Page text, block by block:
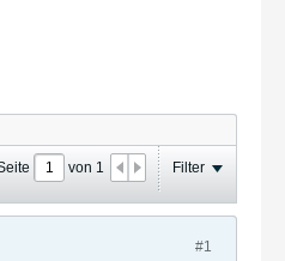
von 1 Filter
#1